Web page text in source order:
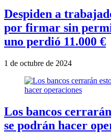
Despiden a
por firmar sin
uno perdió 11.000 €
1 de octubre de 2024
Los bancos
se podrán hacer